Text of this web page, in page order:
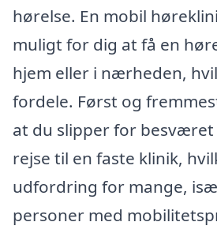
hørelse. En mobil
muligt for dig at få en
hjem eller i nærheden,
fordele. Først og
at du slipper for besværet
rejse til en faste klinik,
udfordring for mange,
personer med